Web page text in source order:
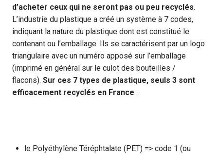
d’acheter ceux qui ne seront pas ou peu recyclés.
L’industrie du plastique a créé un système à 7 codes,
indiquant la nature du plastique dont est constitué le
contenant ou l’emballage. Ils se caractérisent par un logo
triangulaire avec un numéro apposé sur l’emballage
(imprimé en général sur le culot des bouteilles /
flacons). Sur ces 7 types de plastique, seuls 3 sont
efficacement recyclés en France :
le Polyéthylène Téréphtalate (PET) => code 1 (ou